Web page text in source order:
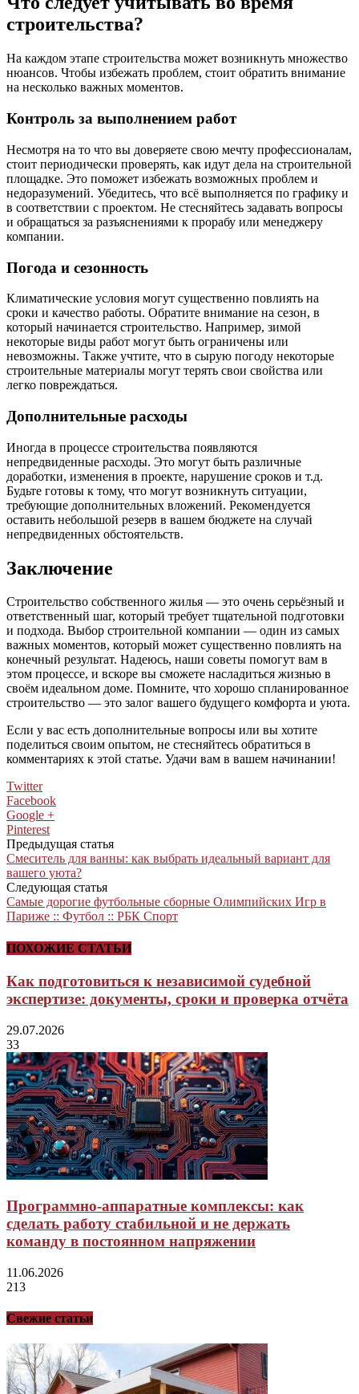
строительства?
На каждом этапе строительства может возникнуть множество
нюансов. Чтобы избежать проблем, стоит обратить внимание
на несколько важных моментов.
Контроль за выполнением работ
Несмотря на то что вы доверяете свою мечту профессионалам,
стоит периодически проверять, как идут дела на строительной
площадке. Это поможет избежать возможных проблем и
недоразумений. Убедитесь, что всё выполняется по графику и
в соответствии с проектом. Не стесняйтесь задавать вопросы
и обращаться за разъяснениями к прорабу или менеджеру
компании.
Погода и сезонность
Климатические условия могут существенно повлиять на
сроки и качество работы. Обратите внимание на сезон, в
который начинается строительство. Например, зимой
некоторые виды работ могут быть ограничены или
невозможны. Также учтите, что в сырую погоду некоторые
строительные материалы могут терять свои свойства или
легко повреждаться.
Дополнительные расходы
Иногда в процессе строительства появляются
непредвиденные расходы. Это могут быть различные
доработки, изменения в проекте, нарушение сроков и т.д.
Будьте готовы к тому, что могут возникнуть ситуации,
требующие дополнительных вложений. Рекомендуется
оставить небольшой резерв в вашем бюджете на случай
непредвиденных обстоятельств.
Заключение
Строительство собственного жилья — это очень серьёзный и
ответственный шаг, который требует тщательной подготовки
и подхода. Выбор строительной компании — один из самых
важных моментов, который может существенно повлиять на
конечный результат. Надеюсь, наши советы помогут вам в
этом процессе, и вскоре вы сможете насладиться жизнью в
своём идеальном доме. Помните, что хорошо спланированное
строительство — это залог вашего будущего комфорта и уюта.
Если у вас есть дополнительные вопросы или вы хотите
поделиться своим опытом, не стесняйтесь обратиться в
комментариях к этой статье. Удачи вам в вашем начинании!
Twitter
Facebook
Google +
Pinterest
Предыдущая статья
Смеситель для ванны: как выбрать идеальный вариант для
вашего уюта?
Следующая статья
Самые дорогие футбольные сборные Олимпийских Игр в
Париже :: Футбол :: РБК Спорт
ПОХОЖИЕ СТАТЬИ
Как подготовиться к независимой судебной
экспертизе: документы, сроки и проверка отчёта
29.07.2026
33
Программно-аппаратные комплексы: как
сделать работу стабильной и не держать
команду в постоянном напряжении
11.06.2026
213
Свежие статьи